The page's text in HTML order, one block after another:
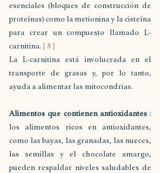
esenciales (bloques de construcción de
proteínas) como la metionina y la cisteína
para crear un compuesto llamado L-
carnitina. [ 8 ]
La L-carnitina está involucrada en el
transporte de grasas y, por lo tanto,
ayuda a alimentar las mitocondrias.
Alimentos que contienen antioxidantes :
los alimentos ricos en antioxidantes,
como las bayas, las granadas, las nueces,
las semillas y el chocolate amargo,
pueden respaldar niveles saludables de